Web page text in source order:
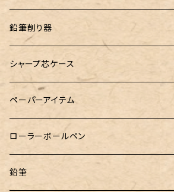
染色カクノ
TWSBI（ツイスビー）
Ystudio（ワイスタジオ）
Nahvalur(ナーヴァル)
TaG サブマリン万年筆 限定ペン先ゴールド
Fisher（フィッシャー）
HUGO BOSS（ヒューゴボス）
Sheaffer（シェーファー）
マーベラスウッド
トライカラーボールペン
HUGO BOSS (ヒューゴ ボス)
アシュフォード
スリップオン
Kaweco（カヴェコ）
Ystudio（ワイスタジオ）
GLASS STUDIO しなぷす
アトリグラス
エルバン
コラボレーションインク
PLATINUM（プラチナ）
ロットリング
プラチナ
早川式繰出鉛筆
三菱鉛筆
クルトガ ウッド
ぺんてる
ラミー
スターターキット
リフィル・カスタマイズパーツ
鉛筆削り器
コヒノール
シャープ芯ケース
Ystudio（ワイスタジオ）
ラダイト
Steef&Co.（スティーフ）
ペーパーアイテム
ヌルリフィル
irofulインクカード
ローラーボールペン
FONTE
鉛筆